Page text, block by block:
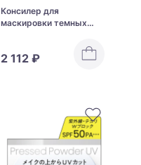
Консилер для
маскировки темных
Kose Visee Color Duo
Trick Concealer
2 112 ₽